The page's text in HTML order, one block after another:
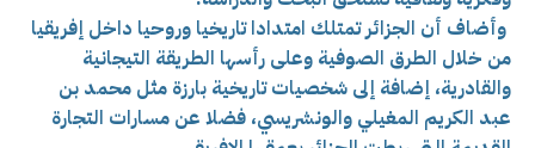
وأضاف أن الجزائر تمتلك امتدادا تاريخيا وروحيا داخل إفريقيا
من خلال الطرق الصوفية وعلى رأسها الطريقة التيجانية
والقادرية، إضافة إلى شخصيات تاريخية بارزة مثل محمد بن
عبد الكريم المغيلي والونشريسي، فضلا عن مسارات التجارة